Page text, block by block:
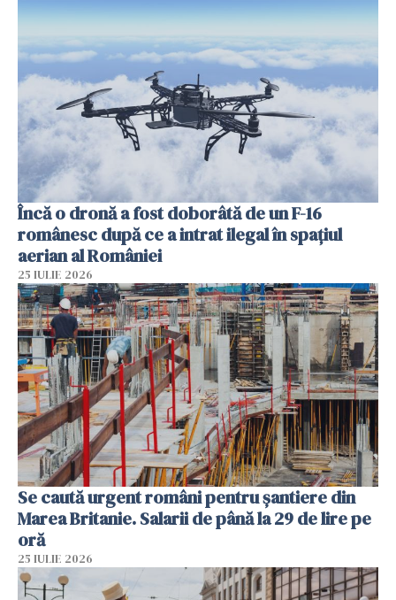
Încă o dronă a fost doborâtă de un F-16
românesc după ce a intrat ilegal în spațiul
aerian al României
25 IULIE 2026
Se caută urgent români pentru șantiere din
Marea Britanie. Salarii de până la 29 de lire pe
oră
25 IULIE 2026